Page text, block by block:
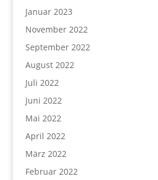
Januar 2023
November 2022
September 2022
August 2022
Juli 2022
Juni 2022
Mai 2022
April 2022
März 2022
Februar 2022